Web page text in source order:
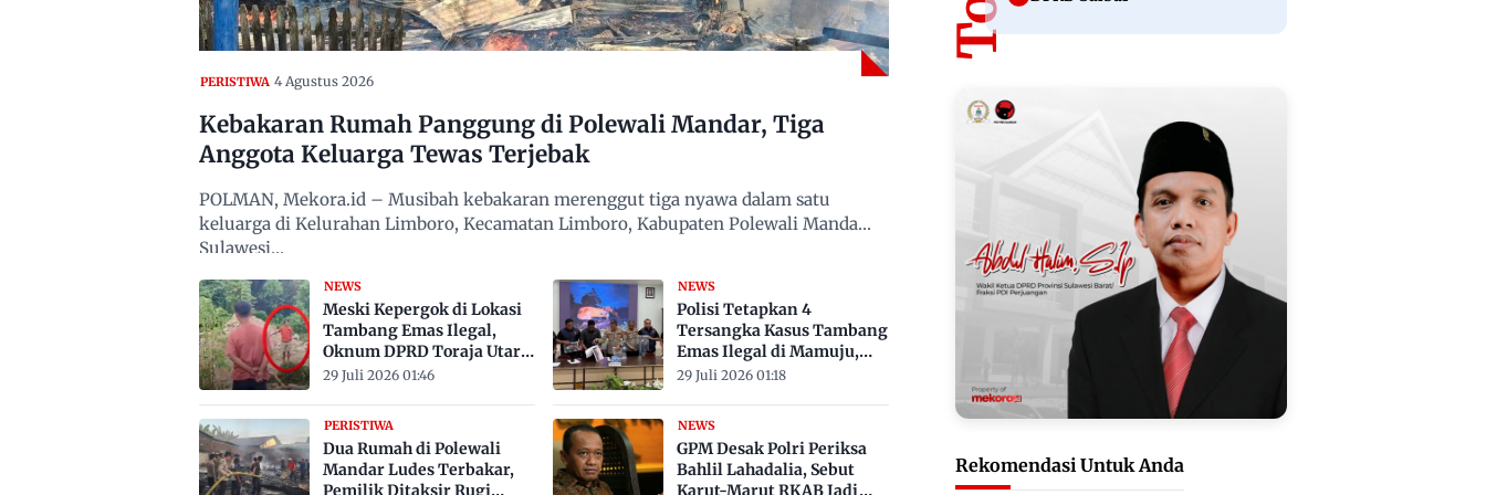
PERISTIWA 4 Agustus 2026
Kebakaran Rumah Panggung di Polewali Mandar, Tiga
Anggota Keluarga Tewas Terjebak
POLMAN, Mekora.id – Musibah kebakaran merenggut tiga nyawa dalam satu
keluarga di Kelurahan Limboro, Kecamatan Limboro, Kabupaten Polewali Mandar,
Sulawesi…
NEWS
Meski Kepergok di Lokasi
Tambang Emas Ilegal,
Oknum DPRD Toraja Utara
Belum Jadi Tersangka
29 Juli 2026 01:46
NEWS
Polisi Tetapkan 4
Tersangka Kasus Tambang
Emas Ilegal di Mamuju,
Satu ASN
29 Juli 2026 01:18
PERISTIWA
Dua Rumah di Polewali
Mandar Ludes Terbakar,
Pemilik Ditaksir Rugi
NEWS
GPM Desak Polri Periksa
Bahlil Lahadalia, Sebut
Karut-Marut RKAB Jadi
Rekomendasi Untuk Anda